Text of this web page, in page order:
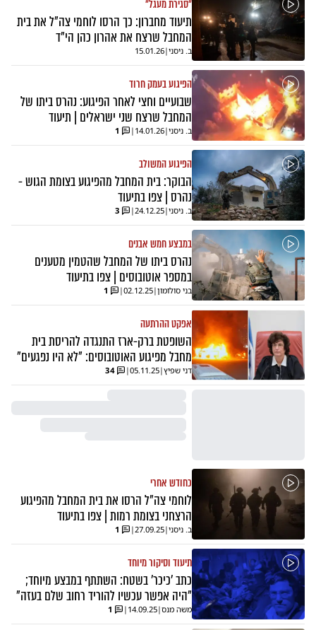
"סגירת מעגל"
תיעוד מחברון: כך הרסו לוחמי צה"ל את בית
המחבל שרצח את אהרון כהן הי"ד
ב. ניסני|
15.01.26
הפיגוע בעמק חרוד
שבועיים וחצי לאחר הפיגוע: נהרס ביתו של
המחבל שרצח שני ישראלים | תיעוד
ב. ניסני|
14.01.26
|
1
הפיגוע המשולב
הבוקר: בית המחבל מהפיגוע בצומת הגוש -
נהרס | צפו בתיעוד
ב. ניסני|
24.12.25
|
3
במבצע חמש אבנים
נהרס ביתו של המחבל שהטמין מטענים
במספר אוטובוסים | צפו בתיעוד
בני סולומון|
02.12.25
|
1
אפקט ההרתעה
השופטת ברק-ארז התנגדה להריסת בית
מחבל מפיגוע האוטובוסים: "לא היו נפגעים"
דני שפיץ|
05.11.25
|
34
כחודש אחרי
לוחמי צה"ל הרסו את בית המחבל מהפיגוע
הרצחני בצומת רמות | צפו בתיעוד
ב. ניסני|
27.09.25
|
1
תיעוד וסיקור מיוחד
כתב 'כיכר' בשטח: השתתף במבצע מיוחד;
"היה אפשר עכשיו להוריד רחוב שלם בעזה"
משה מנס|
14.09.25
|
1